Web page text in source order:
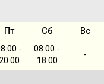
Пт Сб
Вс
-
08:00 -
18:00
-